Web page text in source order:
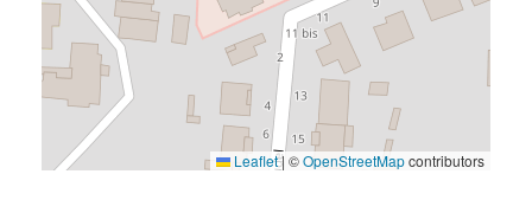
Leaflet| ©OpenStreetMapcontributors